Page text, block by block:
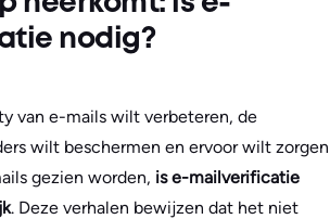
nodig?
van e-mails wilt verbeteren, de
wilt beschermen en ervoor wilt zorgen
gezien worden, is e-mailverificatie
. Deze verhalen bewijzen dat het niet